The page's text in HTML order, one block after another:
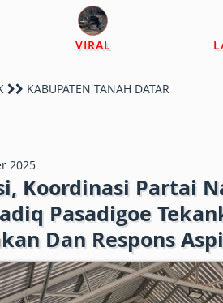
VIRAL
KABUPATEN TANAH DATAR
2025
Koordinasi Partai
Pasadigoe
Dan Respons